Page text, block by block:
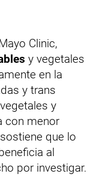
Clinic,
y vegetales
en la
y trans
y
con menor
que lo
al
por investigar.